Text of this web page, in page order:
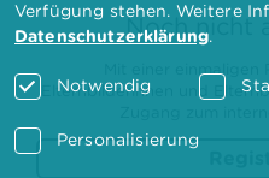
Noch nicht
Elternbilderinnen und
Verfügung stehen. Weitere
Datenschutzerklärung.
Notwendig
Personalisierung